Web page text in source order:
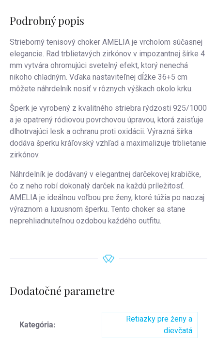
Podrobný popis
Strieborný tenisový choker AMELIA je vrcholom súčasnej
elegancie. Rad trblietavých zirkónov v impozantnej šírke 4
mm vytvára ohromujúci svetelný efekt, ktorý nenechá
nikoho chladným. Vďaka nastaviteľnej dĺžke 36+5 cm
môžete náhrdelník nosiť v rôznych výškach okolo krku.
Šperk je vyrobený z kvalitného striebra rýdzosti 925/1000
a je opatrený ródiovou povrchovou úpravou, ktorá zaisťuje
dlhotrvajúci lesk a ochranu proti oxidácii. Výrazná šírka
dodáva šperku kráľovský vzhľad a maximalizuje trblietanie
zirkónov.
Náhrdelník je dodávaný v elegantnej darčekovej krabičke,
čo z neho robí dokonalý darček na každú príležitosť.
AMELIA je ideálnou voľbou pre ženy, ktoré túžia po naozaj
výraznom a luxusnom šperku. Tento choker sa stane
neprehliadnuteľnou ozdobou každého outfitu.
Dodatočné parametre
Kategória:
Retiazky pre ženy a
dievčatá